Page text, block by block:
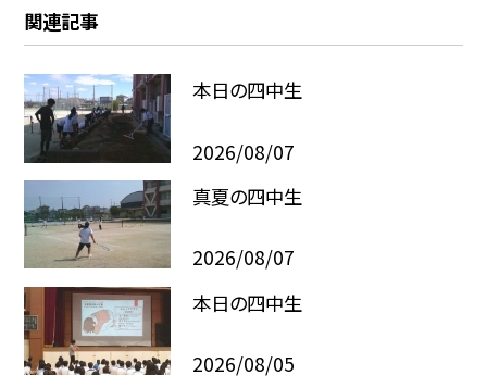
関連記事
本日の四中生
2026/08/07
真夏の四中生
2026/08/07
本日の四中生
2026/08/05